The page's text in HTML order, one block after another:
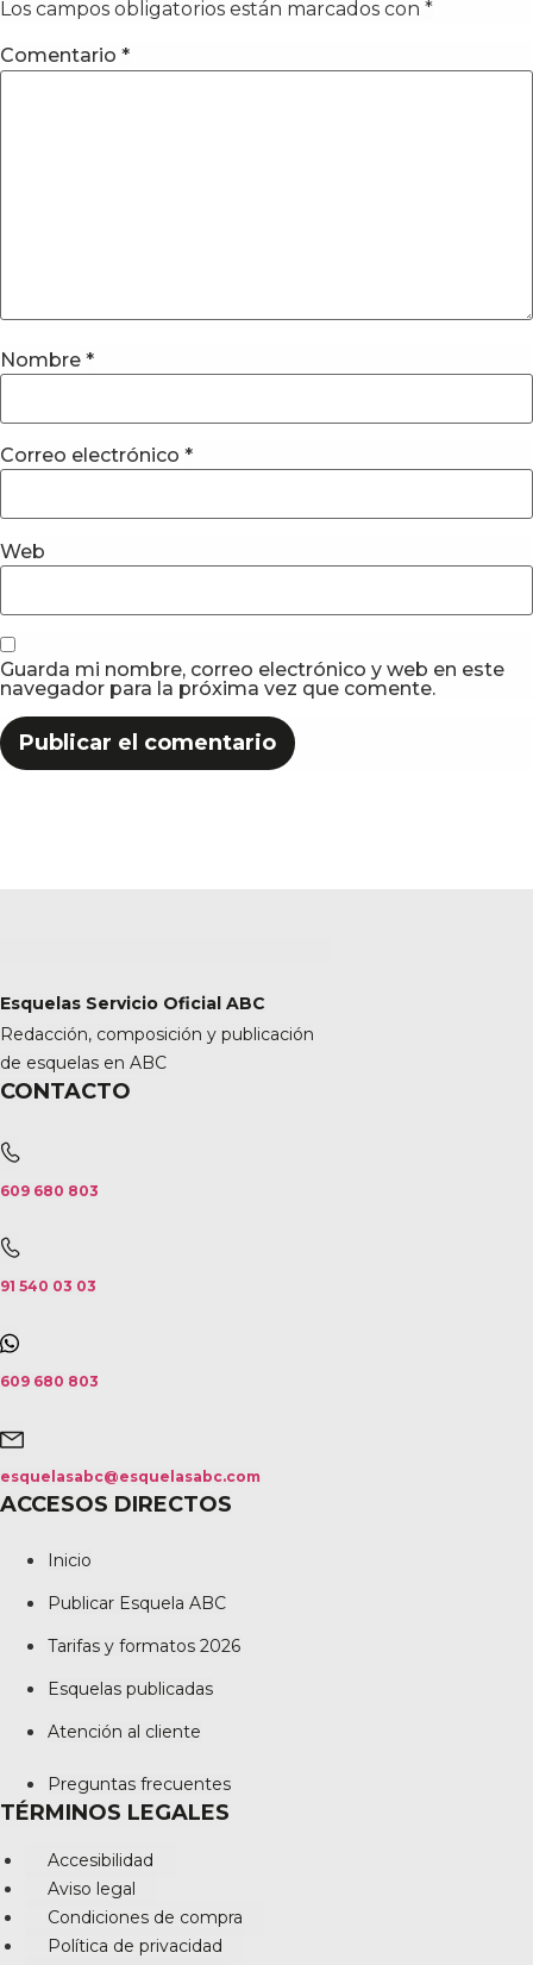
Los campos obligatorios están marcados con *
Comentario *
Nombre *
Correo electrónico *
Web
Guarda mi nombre, correo electrónico y web en este
navegador para la próxima vez que comente.
Esquelas Servicio Oficial ABC
Redacción, composición y publicación
de esquelas en ABC
CONTACTO
609 680 803
91 540 03 03
609 680 803
esquelasabc@esquelasabc.com
ACCESOS DIRECTOS
Inicio
Publicar Esquela ABC
Tarifas y formatos 2026
Esquelas publicadas
Atención al cliente
Preguntas frecuentes
TÉRMINOS LEGALES
Accesibilidad
Aviso legal
Condiciones de compra
Política de privacidad